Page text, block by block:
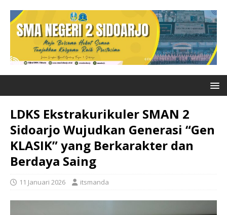
LDKS Ekstrakurikuler SMAN 2
Sidoarjo Wujudkan Generasi “Gen
KLASIK” yang Berkarakter dan
Berdaya Saing
11 Januari 2026 itsmanda